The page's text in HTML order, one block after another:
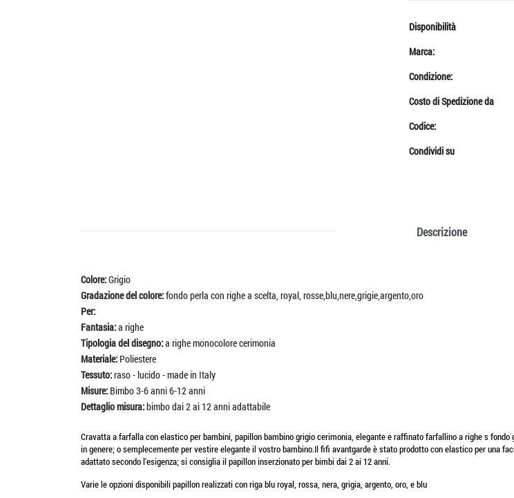
Disponibilità
Marca:
Condizione:
Costo di Spedizione da
Codice:
Condividi su
Descrizione
Colore:Grigio
Gradazione del colore:fondo perla con righe a scelta, royal, rosse,blu,nere,grigie,argento,oro
Per:
Fantasia:a righe
Tipologia del disegno:a righe monocolore cerimonia
Materiale: Poliestere
Tessuto:raso - lucido - made in Italy
Misure: Bimbo 3-6 anni 6-12 anni
Dettaglio misura:bimbo dai 2 ai 12 anni adattabile
Cravatta a farfalla con elastico per bambini, papillon bambino grigio cerimonia, elegante e raffinato farfallino a righe s
in genere; o semplecemente per vestire elegante il vostro bambino.Il fifi avantgarde è stato prodotto con elastico per una
adattato secondo l'esigenza; si consiglia il papillon inserzionato per bimbi dai 2 ai 12 anni.
Varie le opzioni disponibili papillon realizzati con riga blu royal, rossa, nera, grigia, argento, oro, e blu